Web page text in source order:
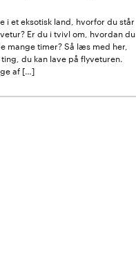
i et eksotisk land, hvorfor du står
Er du i tvivl om, hvordan du
mange timer? Så læs med her,
du kan lave på flyveturen.
af […]